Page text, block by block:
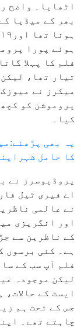
بھر کے میڈیا
ہوئے پورا
تیار تھا،
میکرز نے
پروموشن کو
کیا۔
یہ بھی
کا حامل
پروڈیوسرز نے
اے فیری ٹیل
نے عالمی
اور انگریزی
کے ناظرین سے
فلم آپ سب کے
لیکن موجودہ
ایسٹ کے
جس کے تحت ہم
چاہتے تھے۔